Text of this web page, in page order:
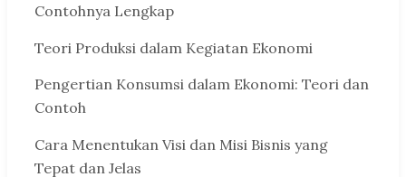
Contohnya Lengkap
Teori Produksi dalam Kegiatan Ekonomi
Pengertian Konsumsi dalam Ekonomi: Teori dan
Contoh
Cara Menentukan Visi dan Misi Bisnis yang
Tepat dan Jelas